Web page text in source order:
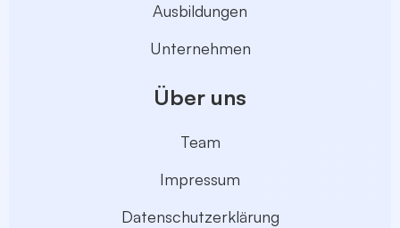
Ausbildungen
Unternehmen
Über uns
Team
Impressum
Datenschutzerklärung